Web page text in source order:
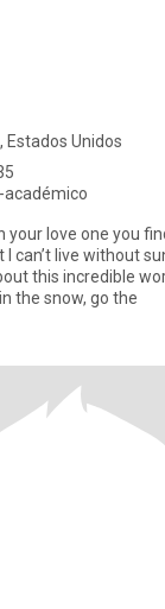
Estados Unidos
académico
love one you
can’t live without
this incredible
the snow, go the